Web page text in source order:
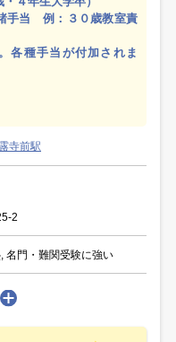
手当 例：３０歳教室責
各種手当が付加されま
寺前駅
2
名門・難関受験に強い